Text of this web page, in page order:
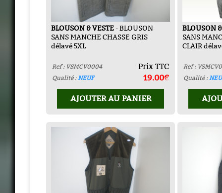
BLOUSON & VESTE- BLOUSON
SANS MANCHE CHASSE GRIS
délavé 5XL
Ref : VSMCV0004 Prix TTC
Qualité :NEUF 19.00€
AJOUTER AU PANIER
BLOUSON
SANS
CLAIR
Ref :
Qualité :